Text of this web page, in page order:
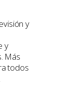
y
y
Más
todos